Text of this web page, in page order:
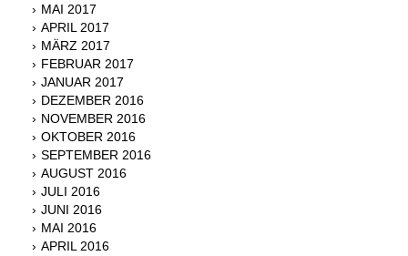
MAI 2017
APRIL 2017
MÄRZ 2017
FEBRUAR 2017
JANUAR 2017
DEZEMBER 2016
NOVEMBER 2016
OKTOBER 2016
SEPTEMBER 2016
AUGUST 2016
JULI 2016
JUNI 2016
MAI 2016
APRIL 2016